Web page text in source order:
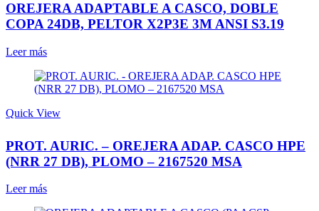
OREJERA ADAPTABLE A CASCO, DOBLE
COPA 24DB, PELTOR X2P3E 3M ANSI S3.19
Leer más
Quick View
PROT. AURIC. – OREJERA ADAP. CASCO HPE
(NRR 27 DB), PLOMO – 2167520 MSA
Leer más